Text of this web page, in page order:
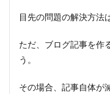
目先の問題の解決方法
ただ、ブログ記事を作
う。
その場合、記事自体が